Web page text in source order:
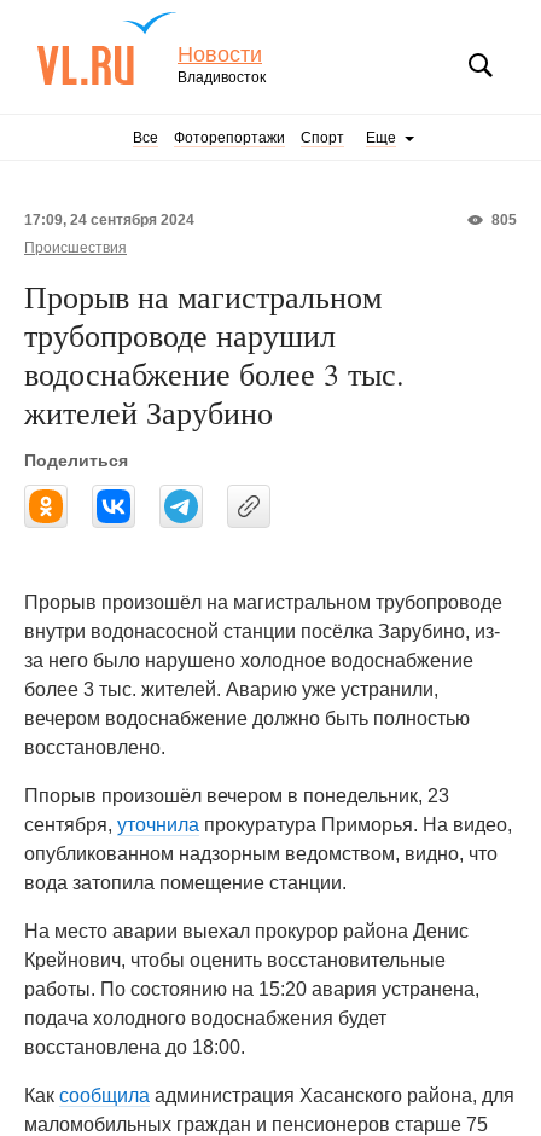
Новости
Владивосток
Все Фоторепортажи Спорт Еще
805
17:09, 24 сентября 2024
Происшествия
Прорыв на магистральном
трубопроводе нарушил
водоснабжение более 3 тыс.
жителей Зарубино
Поделиться
Прорыв произошёл на магистральном трубопроводе
внутри водонасосной станции посёлка Зарубино, из-
за него было нарушено холодное водоснабжение
более 3 тыс. жителей. Аварию уже устранили,
вечером водоснабжение должно быть полностью
восстановлено.
Ппорыв произошёл вечером в понедельник, 23
сентября, уточнила прокуратура Приморья. На видео,
опубликованном надзорным ведомством, видно, что
вода затопила помещение станции.
На место аварии выехал прокурор района Денис
Крейнович, чтобы оценить восстановительные
работы. По состоянию на 15:20 авария устранена,
подача холодного водоснабжения будет
восстановлена до 18:00.
Как сообщила администрация Хасанского района, для
маломобильных граждан и пенсионеров старше 75